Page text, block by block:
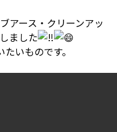
アース・クリーンアッ
ました
いものです。